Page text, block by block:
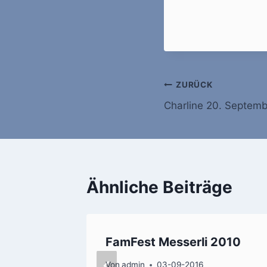
ZURÜCK
Charline 20.
Ähnliche Beiträge
FamFest Messerli 2010
Von admin 03-09-2016